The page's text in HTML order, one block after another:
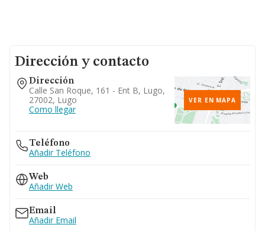
Dirección y contacto
Dirección
Calle San Roque, 161 - Ent B, Lugo,
27002, Lugo
Como llegar
VER EN MAPA
Teléfono
Añadir Teléfono
Web
Añadir Web
Email
Añadir Email